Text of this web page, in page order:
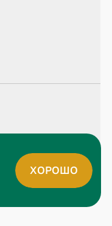
ХОРОШО